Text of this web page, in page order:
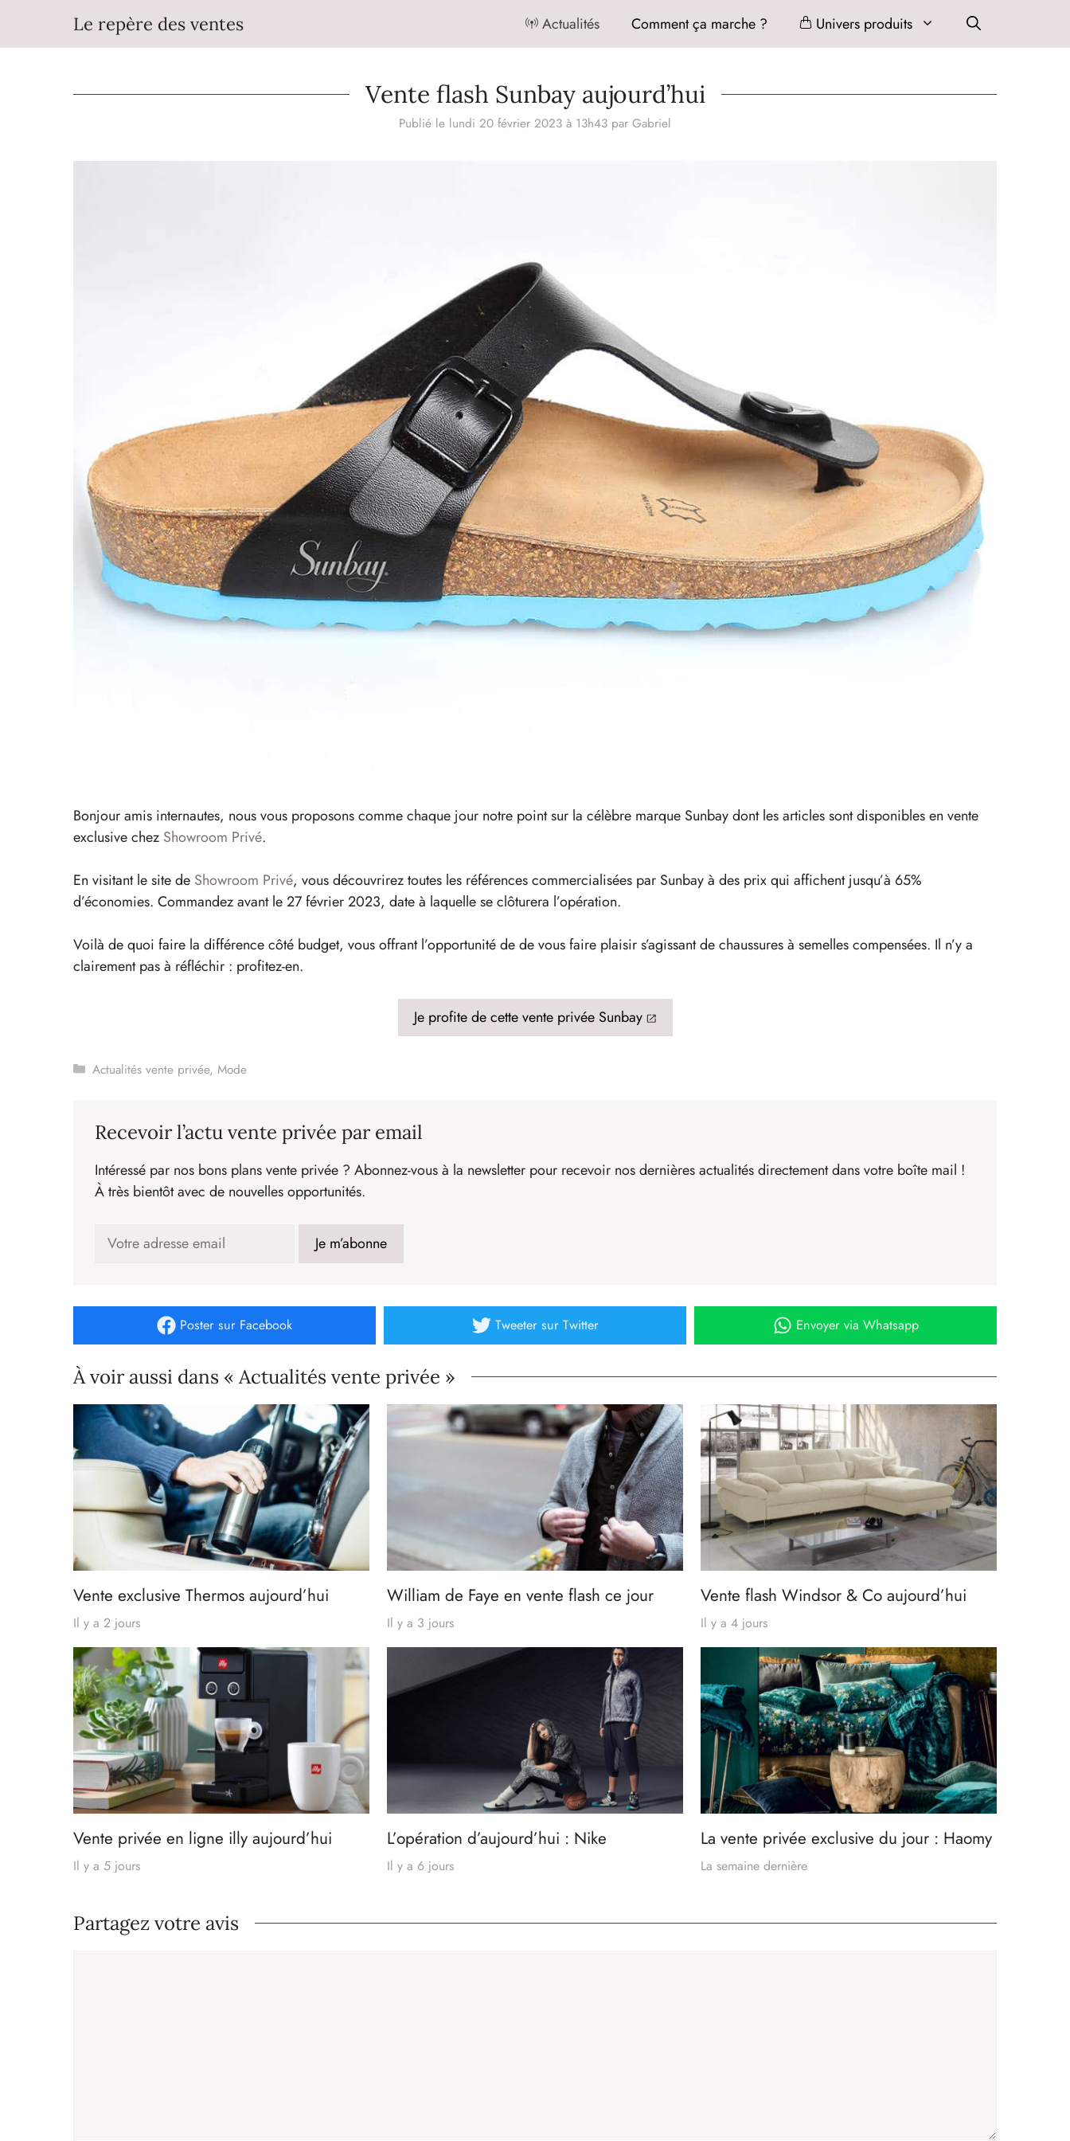
contenu
Le repère des ventes Actualités Comment ça marche ? Univers produits
Vente flash Sunbay aujourd’hui
Publié le lundi 20 février 2023 à 13h43 par Gabriel
Bonjour amis internautes, nous vous proposons comme chaque jour notre point sur la célèbre marque Sunbay dont les articles sont disponibles en vente
exclusive chez Showroom Privé.
En visitant le site de Showroom Privé, vous découvrirez toutes les références commercialisées par Sunbay à des prix qui affichent jusqu’à 65%
d’économies. Commandez avant le 27 février 2023, date à laquelle se clôturera l’opération.
Voilà de quoi faire la différence côté budget, vous offrant l’opportunité de de vous faire plaisir s’agissant de chaussures à semelles compensées. Il n’y a
clairement pas à réfléchir : profitez-en.
Je profite de cette vente privée Sunbay
Catégories
Actualités vente privée,Mode
Recevoir l’actu vente privée par email
Intéressé par nos bons plans vente privée ? Abonnez-vous à la newsletter pour recevoir nos dernières actualités directement dans votre boîte mail !
À très bientôt avec de nouvelles opportunités.
Poster sur Facebook Tweetersur Twitter Envoyervia Whatsapp
À voir aussi dans « Actualités vente privée »
Vente exclusive Thermos aujourd’hui
Il y a 2 jours
William de Faye en vente flash ce jour
Il y a 3 jours
Vente flash Windsor & Co aujourd’hui
Il y a 4 jours
Vente privée en ligne illy aujourd’hui
Il y a 5 jours
L’opération d’aujourd’hui : Nike
Il y a 6 jours
La vente privée exclusive du jour : Haomy
La semaine dernière
Partagez votre avis